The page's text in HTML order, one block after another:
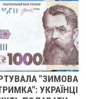
ПОЛІЦІЯ
ПОЛТАВЩИНИ